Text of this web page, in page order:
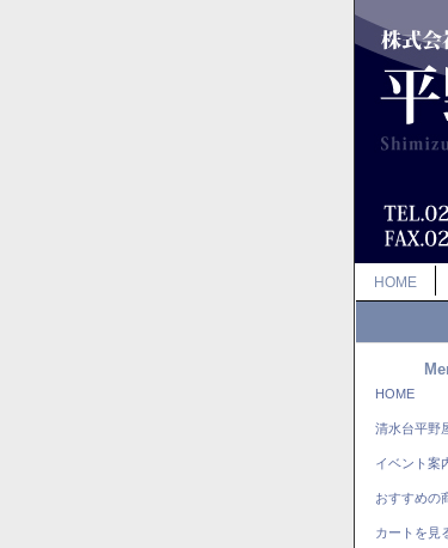
HOME
HOME
清水台平野
イベント案
おすすめの
カートを見